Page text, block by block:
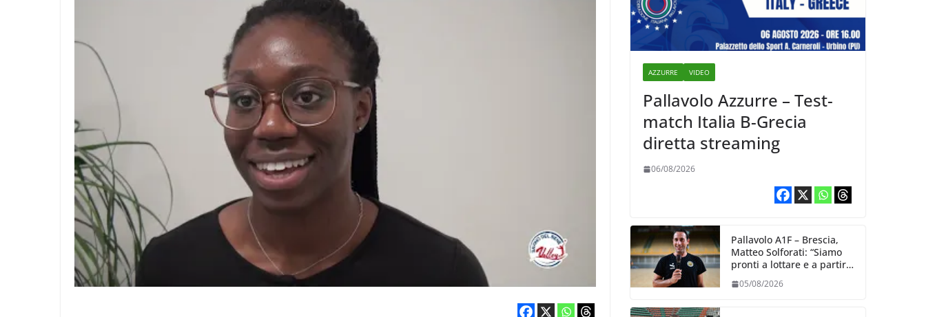
AZZURRE VIDEO
Pallavolo Azzurre – Test-
match Italia B-Grecia
diretta streaming
06/08/2026
Pallavolo A1F – Brescia,
Matteo Solforati: “Siamo
pronti a lottare e a partire
giorno”
05/08/2026